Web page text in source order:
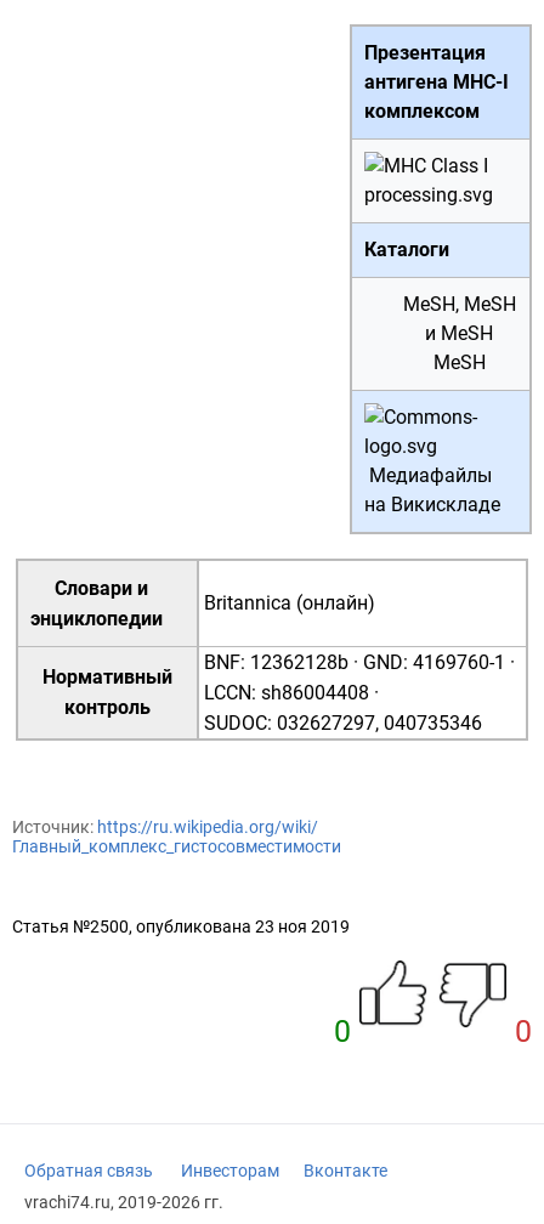
Презентация
антигена MHC-I
комплексом
Каталоги
MeSH, MeSH
и MeSH
MeSH
Медиафайлы
на Викискладе
Словари и
энциклопедии
Britannica (онлайн)
Нормативный
контроль
BNF: 12362128b · GND: 4169760-1 ·
LCCN: sh86004408 ·
SUDOC: 032627297, 040735346
Источник: https://ru.wikipedia.org/wiki/
Главный_комплекс_гистосовместимости
Статья №2500, опубликована 23 ноя 2019
0 0
Обратная связь Инвесторам
Вконтакте
vrachi74.ru, 2019-2026 гг.